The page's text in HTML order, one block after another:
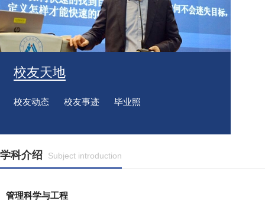
校友天地
校友动态 校友事迹 毕业照
学科介绍 Subject introduction
管理科学与工程